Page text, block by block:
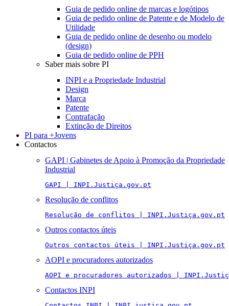
Guia de pedido online de marcas e logótipos
Guia de pedido online de Patente e de Modelo de
Utilidade
Guia de pedido online de desenho ou modelo
(design)
Guia de pedido online de PPH
Saber mais sobre PI
INPI e a Propriedade Industrial
Design
Marca
Patente
Contrafação
Extinção de Direitos
PI para +Jovens
Contactos
GAPI | Gabinetes de Apoio à Promoção da Propriedade
Industrial
GAPI | INPI.Justiça.gov.pt
Resolução de conflitos
Resolução de conflitos | INPI.Justiça.gov.pt
Outros contactos úteis
Outros contactos úteis | INPI.Justiça.gov.pt
AOPI e procuradores autorizados
AOPI e procuradores autorizados |
Contactos INPI